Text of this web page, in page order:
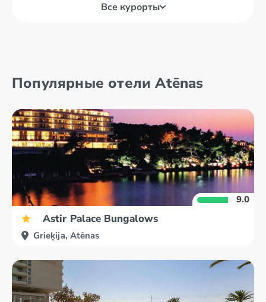
Все курорты
par. Krēta –
Ajosnikolaosa
par. Krēta -
Retimno
Популярные отели Atēnas
9.0
Astir Palace Bungalows
Grieķija, Atēnas